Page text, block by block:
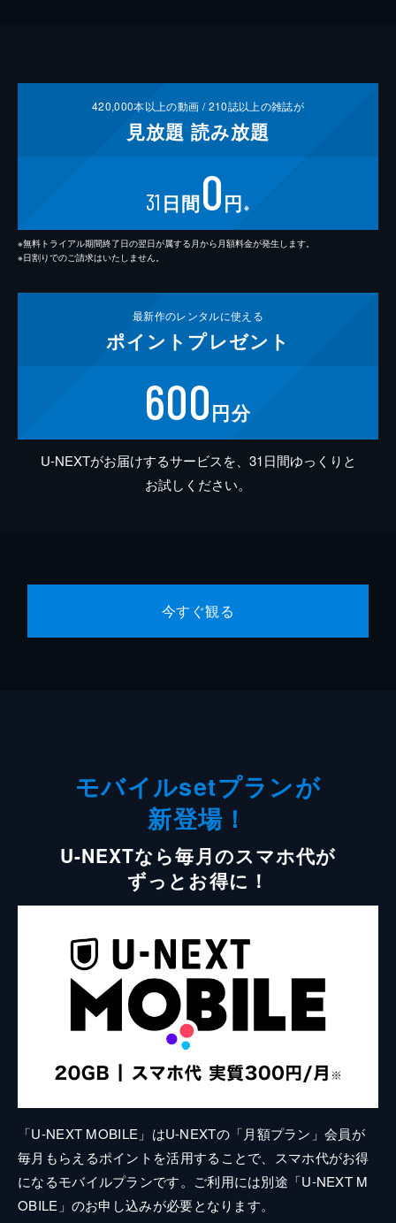
420,000本以上の動画 /210誌以上の雑誌が
見放題 読み放題
31 日間0円 ※
※無料トライアル期間終了日の翌日が属する月から月額料金が発生します。
※日割りでのご請求はいたしません。
最新作のレンタルに使える
ポイント プレゼント
600円分
U-NEXTがお届けするサービスを、31日間ゆっくりと
お試しください。
今すぐ観る
モバイルsetプランが
新登場！
U-NEXTなら毎月のスマホ代が
ずっとお得に！
「U-NEXT MOBILE」はU-NEXTの「月額プラン」会員が
毎月もらえるポイントを活用することで、スマホ代がお得
になるモバイルプランです。ご利用には別途「U-NEXT M
OBILE」のお申し込みが必要となります。